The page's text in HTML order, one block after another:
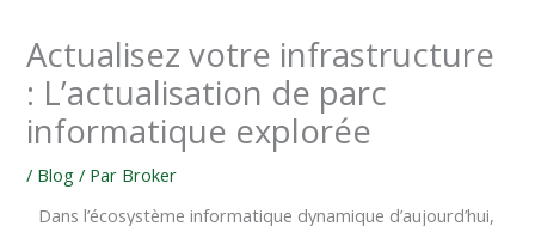
Actualisez votre infrastructure
: L’actualisation de parc
informatique explorée
/ Blog / Par Broker
Dans l’écosystème informatique dynamique d’aujourd’hui,